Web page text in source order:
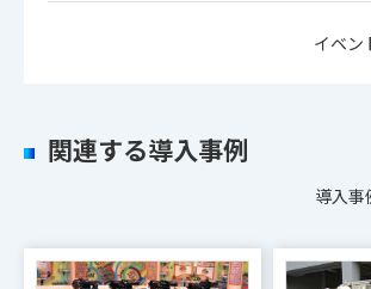
イベン
関連する導入事例
導入事